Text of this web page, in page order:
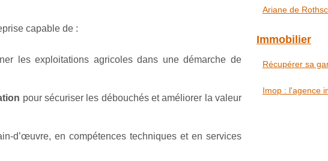
capable de :
les exploitations agricoles dans une démarche de
pour sécuriser les débouchés et améliorer la valeur
d’œuvre, en compétences techniques et en services
Ariane de
Immobilier
Récupérer sa
Imop : l'agence